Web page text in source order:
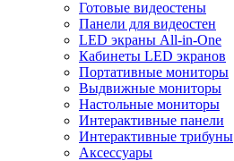
Готовые видеостены
Панели для видеостен
LED экраны All-in-One
Кабинеты LED экранов
Портативные мониторы
Выдвижные мониторы
Настольные мониторы
Интерактивные панели
Интерактивные трибуны
Аксессуары